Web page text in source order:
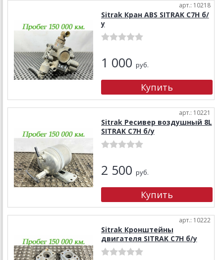
арт.: 10218
Sitrak Кран ABS SITRAK C7H б/
у
1 000 руб.
арт.: 10221
Sitrak Ресивер воздушный 8L
SITRAK C7H б/у
2 500 руб.
арт.: 10222
Sitrak Кронштейны
двигателя SITRAK C7H б/у